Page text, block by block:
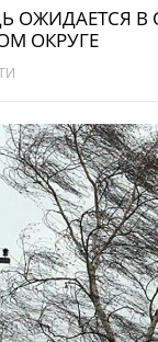
ОЖИДАЕТСЯ В
ОКРУГЕ